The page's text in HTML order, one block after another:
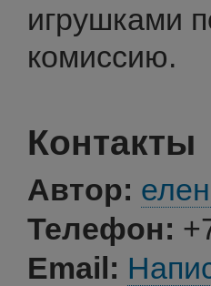
игрушками
комиссию.
Контакты
Автор:
Телефон:
Email: